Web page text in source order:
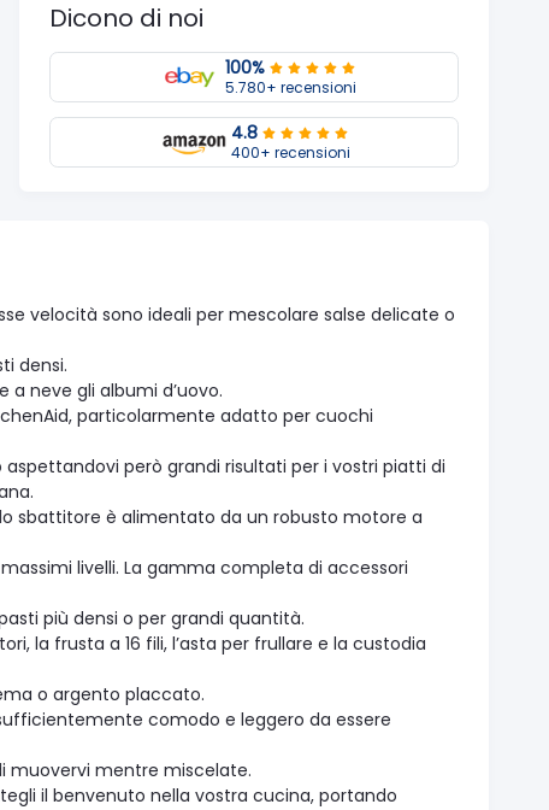
Dicono di noi
100%
5.780+ recensioni
4.8
400+ recensioni
velocità sono ideali per mescolare salse delicate o
densi.
neve gli albumi d’uovo.
particolarmente adatto per cuochi
però grandi risultati per i vostri piatti di
sbattitore è alimentato da un robusto motore a
livelli. La gamma completa di accessori
più densi o per grandi quantità.
la frusta a 16 fili, l’asta per frullare e la custodia
o argento placcato.
comodo e leggero da essere
muovervi mentre miscelate.
il benvenuto nella vostra cucina, portando